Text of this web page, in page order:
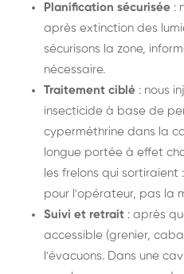
Planification sécurisée :
après extinction des
sécurisons la zone,
nécessaire.
Traitement ciblé : nous
insecticide à base de
cyperméthrine dans la
longue portée à effet
les frelons qui
pour l'opérateur, pas la
Suivi et retrait : après
accessible (grenier,
l'évacuons. Dans une